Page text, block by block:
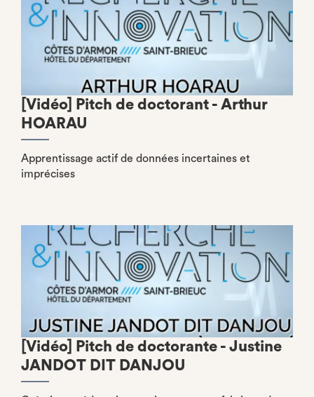
[Vidéo] Pitch de doctorant - Arthur
HOARAU
Apprentissage actif de données incertaines et
imprécises
[Vidéo] Pitch de doctorante - Justine
JANDOT DIT DANJOU